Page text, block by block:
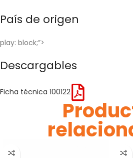
País de origen
play: block;”>
Descargables
Ficha técnica 100122